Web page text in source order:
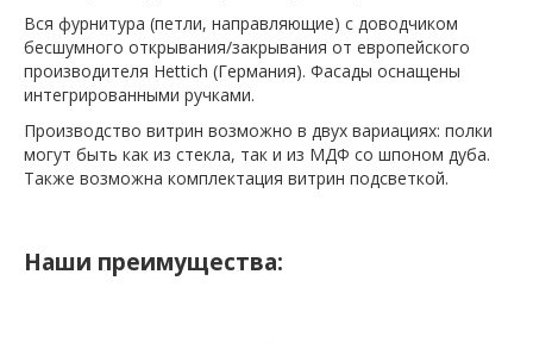
Вся фурнитура (петли, направляющие) с доводчиком
бесшумного открывания/закрывания от европейского
производителя Hettich (Германия). Фасады оснащены
интегрированными ручками.
Производство витрин возможно в двух вариациях: полки
могут быть как из стекла, так и из МДФ со шпоном дуба.
Также возможна комплектация витрин подсветкой.
Наши преимущества: